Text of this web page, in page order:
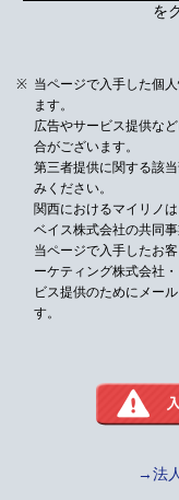
を
当ページで入手した個
ます。
広告やサービス提供な
合がございます。
第三者提供に関する該
みください。
関西におけるマイリノ
ベイス株式会社の共同事
当ページで入手したお
ーケティング株式会社
ビス提供のためにメー
す。
→法